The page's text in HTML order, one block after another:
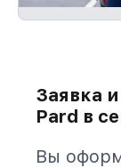
Заявка
Pard в
Вы